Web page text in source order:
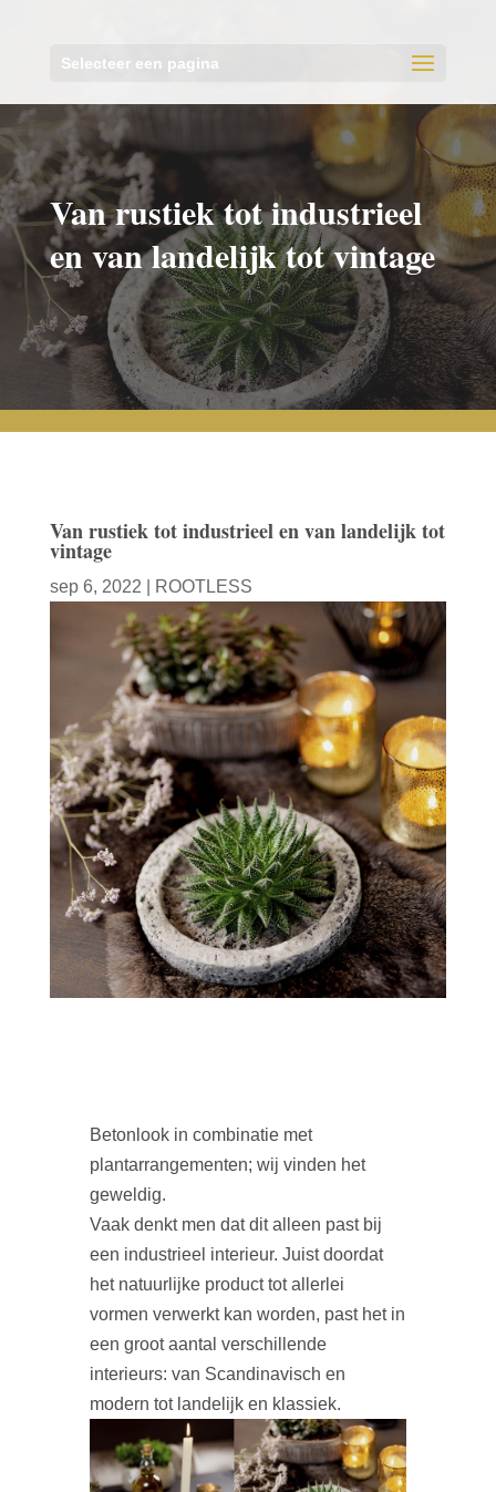
Selecteer een pagina
Van rustiek tot industrieel
en van landelijk tot vintage
Van rustiek tot industrieel en van landelijk tot
vintage
sep 6, 2022 ROOTLESS
Betonlook in combinatie met
plantarrangementen; wij vinden het
geweldig.
Vaak denkt men dat dit alleen past bij
een industrieel interieur. Juist doordat
het natuurlijke product tot allerlei
vormen verwerkt kan worden, past het in
een groot aantal verschillende
interieurs: van Scandinavisch en
modern tot landelijk en klassiek.